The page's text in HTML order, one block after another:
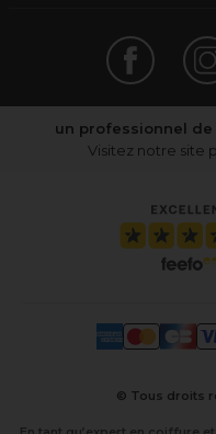
un professionnel
Visitez notre site
© Tous droits